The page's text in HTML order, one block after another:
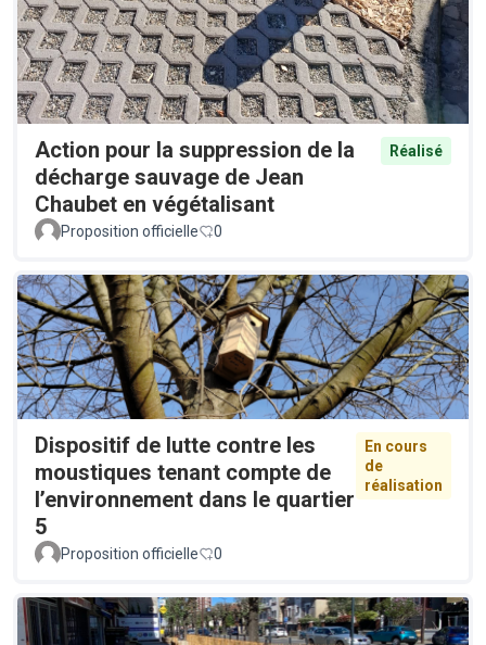
Action pour la suppression de la
décharge sauvage de Jean
Chaubet en végétalisant
Réalisé
Proposition officielle 0
Dispositif de lutte contre les
moustiques tenant compte de
l’environnement dans le quartier
5
En cours
de
réalisation
Proposition officielle 0